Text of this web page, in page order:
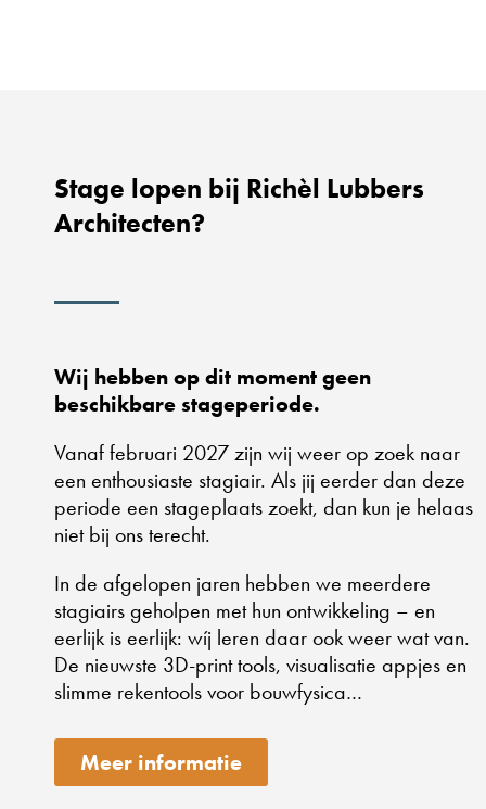
Stage lopen bij Richèl Lubbers
Architecten?
Wij hebben op dit moment geen
beschikbare stageperiode.
Vanaf februari 2027 zijn wij weer op zoek naar
een enthousiaste stagiair. Als jij eerder dan deze
periode een stageplaats zoekt, dan kun je helaas
niet bij ons terecht.
In de afgelopen jaren hebben we meerdere
stagiairs geholpen met hun ontwikkeling – en
eerlijk is eerlijk: wíj leren daar ook weer wat van.
De nieuwste 3D-print tools, visualisatie appjes en
slimme rekentools voor bouwfysica…
Meer informatie